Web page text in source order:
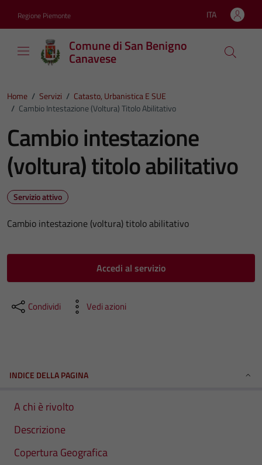
Regione Piemonte Lingua attiva:
ITA
Comune di San Benigno
Canavese
Home / Servizi / Catasto, Urbanistica E SUE
/ Cambio Intestazione (voltura) Titolo Abilitativo
Cambio intestazione
(voltura) titolo abilitativo
Servizio attivo
Cambio intestazione (voltura) titolo abilitativo
Accedi al servizio
Condividi Vedi azioni
INDICE DELLA PAGINA
A chi è rivolto
Descrizione
Copertura Geografica